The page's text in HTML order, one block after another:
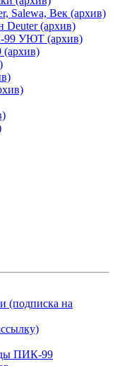
Salewa, Век (архив)
Deuter (архив)
УЮТ (архив)
(архив)
(подписка на
ПИК-99